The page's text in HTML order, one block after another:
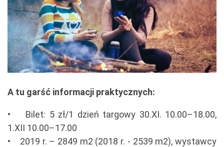
A tu garść informacji praktycznych:
• Bilet: 5 zł/1 dzień targowy 30.XI. 10.00–18.00,
1.XII 10.00–17.00
• 2019 r. – 2849 m2 (2018 r. - 2539 m2), wystawcy